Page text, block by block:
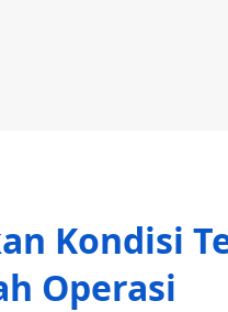
Kondisi
Operasi